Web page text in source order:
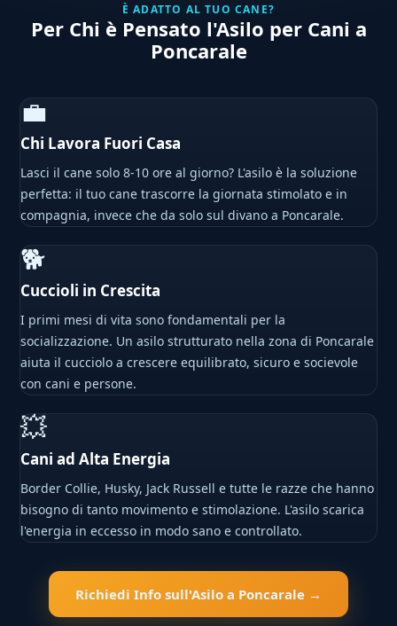
È ADATTO AL TUO CANE?
Per Chi è Pensato l'Asilo per Cani a
Poncarale
💼
Chi Lavora Fuori Casa
Lasci il cane solo 8-10 ore al giorno? L'asilo è la soluzione
perfetta: il tuo cane trascorre la giornata stimolato e in
compagnia, invece che da solo sul divano a Poncarale.
🐕
Cuccioli in Crescita
I primi mesi di vita sono fondamentali per la
socializzazione. Un asilo strutturato nella zona di Poncarale
aiuta il cucciolo a crescere equilibrato, sicuro e socievole
con cani e persone.
💥
Cani ad Alta Energia
Border Collie, Husky, Jack Russell e tutte le razze che hanno
bisogno di tanto movimento e stimolazione. L'asilo scarica
l'energia in eccesso in modo sano e controllato.
Richiedi Info sull'Asilo a Poncarale →